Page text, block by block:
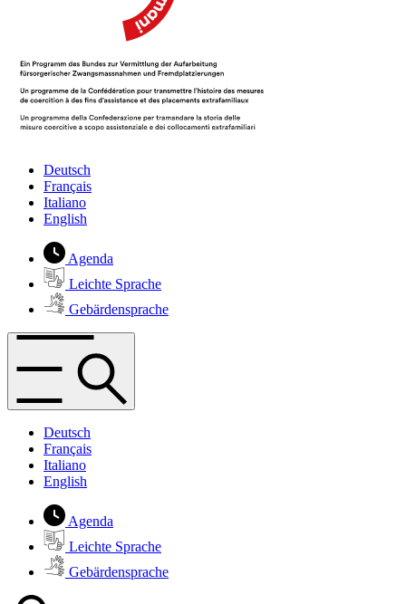
Deutsch
Français
Italiano
English
Agenda
Leichte Sprache
Gebärdensprache
Deutsch
Français
Italiano
English
Agenda
Leichte Sprache
Gebärdensprache